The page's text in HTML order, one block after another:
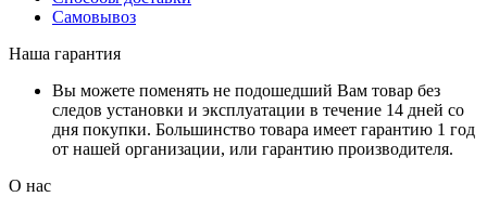
Самовывоз
Наша гарантия
Вы можете поменять не подошедший Вам товар без
следов установки и эксплуатации в течение 14 дней со
дня покупки. Большинство товара имеет гарантию 1 год
от нашей организации, или гарантию производителя.
О нас